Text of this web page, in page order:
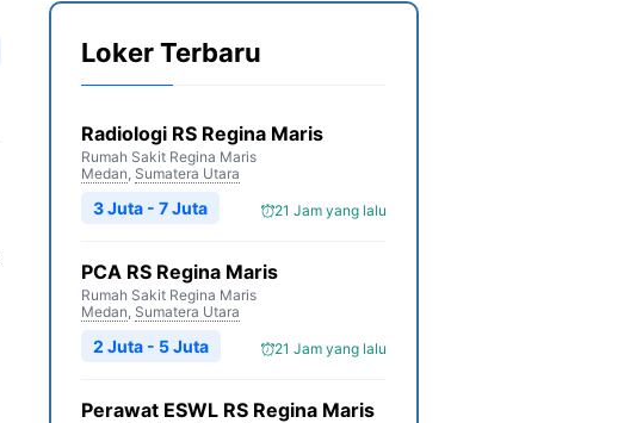
Loker Terbaru
Radiologi RS Regina Maris
Rumah Sakit Regina Maris
Medan, Sumatera Utara
21 Jam yang lalu
3 Juta - 7 Juta
PCA RS Regina Maris
Rumah Sakit Regina Maris
Medan, Sumatera Utara
21 Jam yang lalu
2 Juta - 5 Juta
Perawat ESWL RS Regina Maris